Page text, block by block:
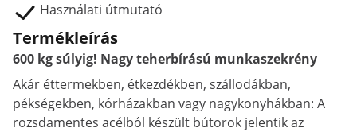
Használati útmutató
Termékleírás
600 kg súlyig! Nagy teherbírású munkaszekrény
Akár éttermekben, étkezdékben, szállodákban,
pékségekben, kórházakban vagy nagykonyhákban: A
rozsdamentes acélból készült bútorok jelentik az